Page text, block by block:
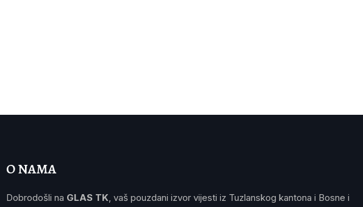
O NAMA
Dobrodošli na GLAS TK, vaš pouzdani izvor vijesti iz Tuzlanskog kantona i Bosne i